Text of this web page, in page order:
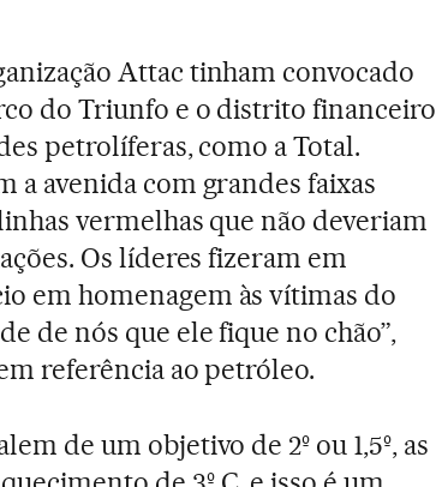
Attac tinham convocado
do Triunfo e o distrito financeiro
petrolíferas, como a Total.
a avenida com grandes faixas
vermelhas que não deveriam
Os líderes fizeram em
em homenagem às vítimas do
de nós que ele fique no chão”,
referência ao petróleo.
de um objetivo de 2º ou 1,5º, as